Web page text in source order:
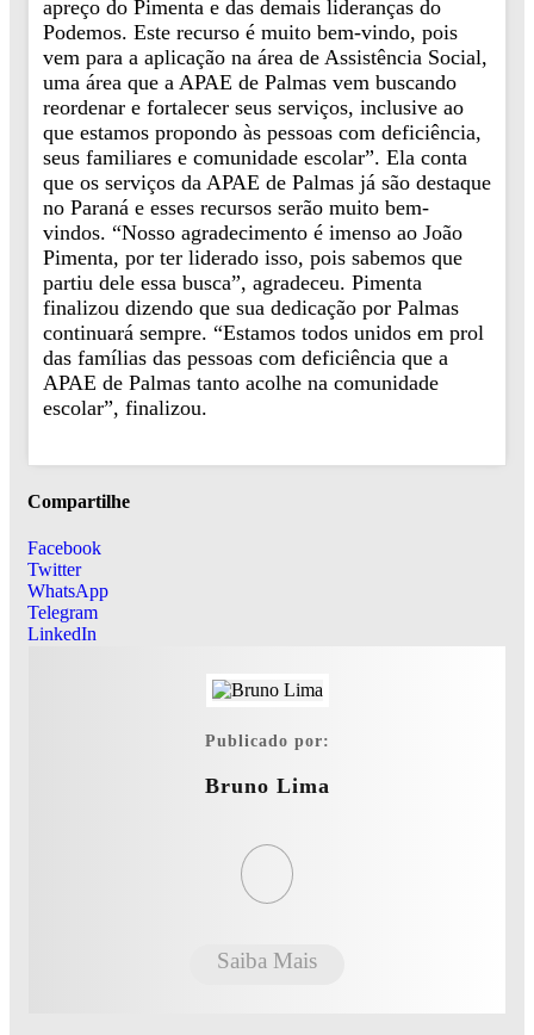
apreço do Pimenta e das demais lideranças do
Podemos. Este recurso é muito bem-vindo, pois
vem para a aplicação na área de Assistência Social,
uma área que a APAE de Palmas vem buscando
reordenar e fortalecer seus serviços, inclusive ao
que estamos propondo às pessoas com deficiência,
seus familiares e comunidade escolar”. Ela conta
que os serviços da APAE de Palmas já são destaque
no Paraná e esses recursos serão muito bem-
vindos. “Nosso agradecimento é imenso ao João
Pimenta, por ter liderado isso, pois sabemos que
partiu dele essa busca”, agradeceu. Pimenta
finalizou dizendo que sua dedicação por Palmas
continuará sempre. “Estamos todos unidos em prol
das famílias das pessoas com deficiência que a
APAE de Palmas tanto acolhe na comunidade
escolar”, finalizou.
Compartilhe
Facebook
Twitter
WhatsApp
Telegram
LinkedIn
Publicado por:
Bruno Lima
Saiba Mais